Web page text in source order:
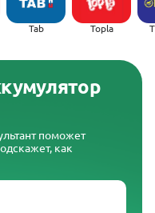
Tab Topla
поможет
как